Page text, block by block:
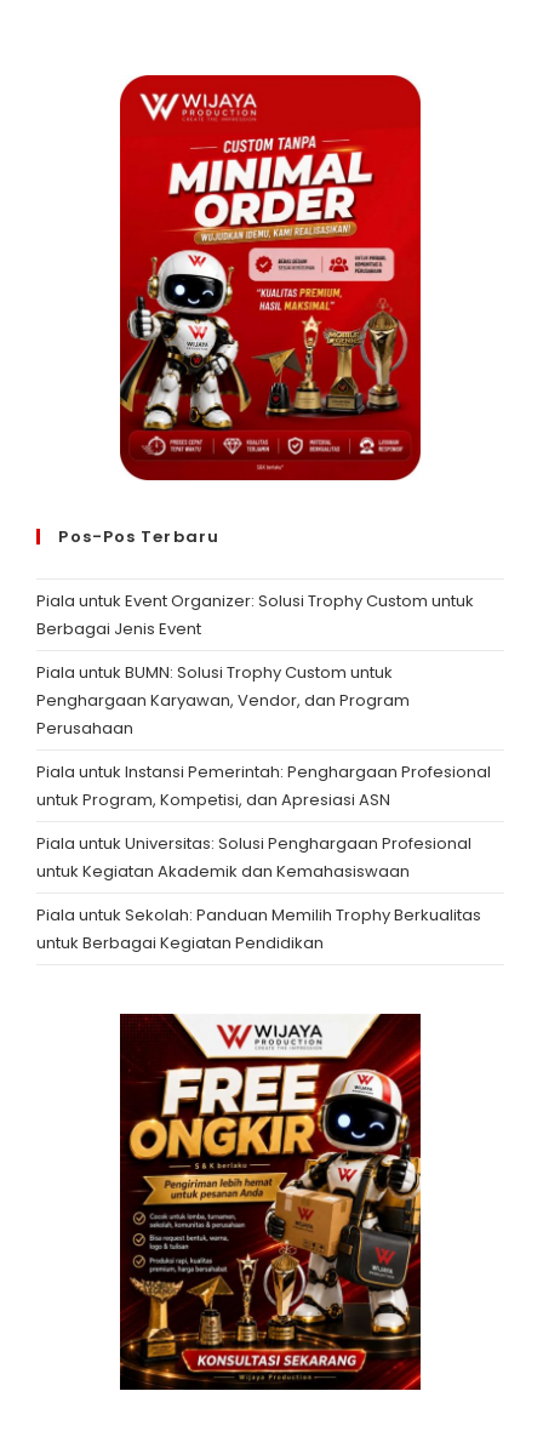
Pos-Pos Terbaru
Piala untuk Event Organizer: Solusi Trophy Custom untuk
Berbagai Jenis Event
Piala untuk BUMN: Solusi Trophy Custom untuk
Penghargaan Karyawan, Vendor, dan Program
Perusahaan
Piala untuk Instansi Pemerintah: Penghargaan Profesional
untuk Program, Kompetisi, dan Apresiasi ASN
Piala untuk Universitas: Solusi Penghargaan Profesional
untuk Kegiatan Akademik dan Kemahasiswaan
Piala untuk Sekolah: Panduan Memilih Trophy Berkualitas
untuk Berbagai Kegiatan Pendidikan